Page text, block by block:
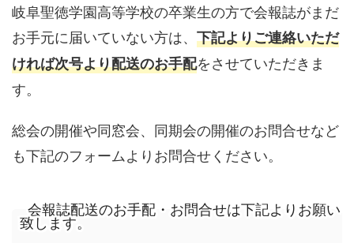
岐阜聖徳学園高等学校の卒業生の方で会報誌がまだ
お手元に届いていない方は、 下記よりご連絡いただ
ければ次号より配送のお手配をさせていただきま
す。
総会の開催や同窓会、同期会の開催のお問合せなど
も下記のフォームよりお問合せください。
会報誌配送のお手配・お問合せは下記よりお願い
致します。